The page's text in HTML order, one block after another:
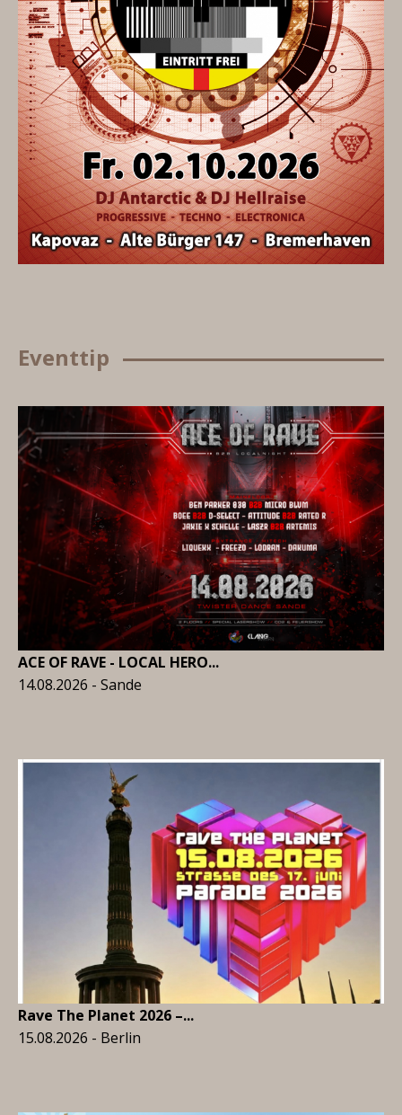
Eventtip
ACE OF RAVE - LOCAL HERO...
14.08.2026 - Sande
Rave The Planet 2026 –...
15.08.2026 - Berlin